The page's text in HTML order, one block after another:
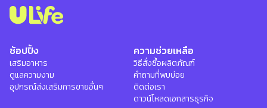
ช้อปปิ้ง
เสริมอาหาร
ดูแลความงาม
อุปกรณ์ส่งเสริมการขายอื่นๆ
ความช่วยเหลือ
วิธีสั่งซื้อผลิตภัณฑ์
คำถามที่พบบ่อย
ติดต่อเรา
ดาวน์โหลดเอกสารธุรกิจ